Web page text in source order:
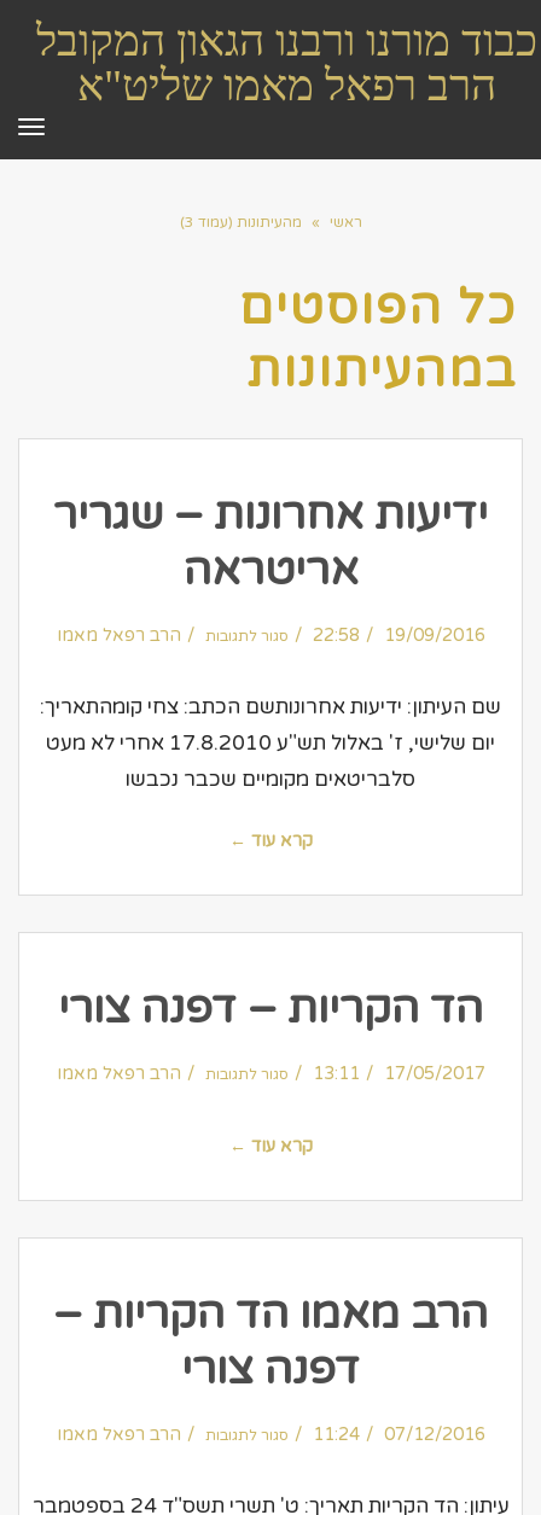
כבוד מורנו ורבנו הגאון המקובל
הרב רפאל מאמו שליט"א
ראשי » מהעיתונות (עמוד 3)
כל הפוסטים
במהעיתונות
ידיעות אחרונות – שגריר
אריטראה
19/09/2016
22:58 סגור לתגובות ידיעות
אחרונותהרב רפאל מאמו
שם העיתון: ידיעות אחרונותשם הכתב: צחי קומהתאריך:
יום שלישי, ז' באלול תש"ע 17.8.2010 אחרי לא מעט
סלבריטאים מקומיים שכבר נכבשו
קרא עוד ←
הד הקריות – דפנה צורי
17/05/2017
13:11 סגור לתגובות הד
הקריותהרב רפאל מאמו
קרא עוד ←
הרב מאמו הד הקריות –
דפנה צורי
07/12/2016
11:24 סגור לתגובות הרב
מאמו
צורי
הרב רפאל מאמו
עיתון: הד הקריות תאריך: ט' תשרי תשס"ד 24 בספטמבר